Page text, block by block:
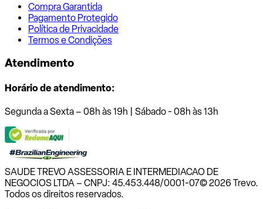
Compra Garantida
Pagamento Protegido
Política de Privacidade
Termos e Condições
Atendimento
Horário de atendimento:
Segunda a Sexta – 08h às 19h | Sábado - 08h às 13h
SAUDE TREVO ASSESSORIA E INTERMEDIACAO DE
NEGOCIOS LTDA – CNPJ: 45.453.448/0001-07© 2026 Trevo.
Todos os direitos reservados.